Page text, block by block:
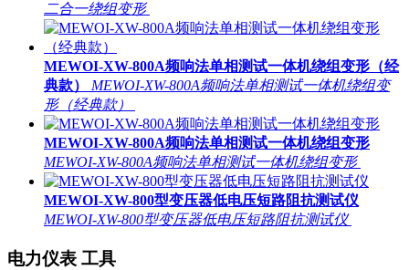
二合一绕组变形
MEWOI-XW-800A频响法单相测试一体机绕组变形（经
典款）
MEWOI-XW-800A频响法单相测试一体机绕组变
形（经典款）
MEWOI-XW-800A频响法单相测试一体机绕组变形
MEWOI-XW-800A频响法单相测试一体机绕组变形
MEWOI-XW-800型变压器低电压短路阻抗测试仪
MEWOI-XW-800型变压器低电压短路阻抗测试仪
电力仪表 工具